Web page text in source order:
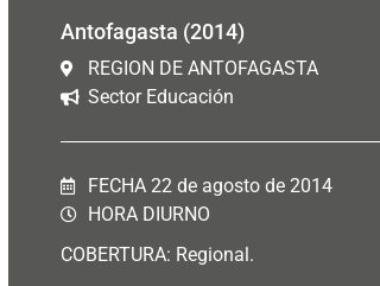
Antofagasta (2014)
REGION DE ANTOFAGASTA
Sector Educación
FECHA 22 de agosto de 2014
HORA DIURNO
COBERTURA: Regional.